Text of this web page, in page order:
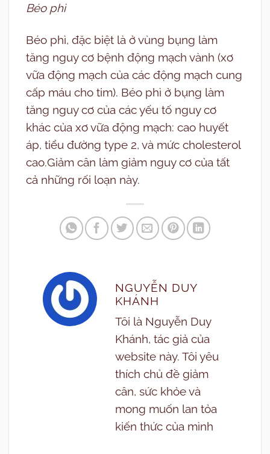
Béo phì
Béo phì, đặc biệt là ở vùng bụng làm
tăng nguy cơ bệnh động mạch vành (xơ
vữa động mạch của các động mạch cung
cấp máu cho tim). Béo phì ở bụng làm
tăng nguy cơ của các yếu tố nguy cơ
khác của xơ vữa động mạch: cao huyết
áp, tiểu đường type 2, và mức cholesterol
cao.Giảm cân làm giảm nguy cơ của tất
cả những rối loạn này.
NGUYỄN DUY
KHÁNH
Tôi là Nguyễn Duy
Khánh, tác giả của
website này. Tôi yêu
thích chủ đề giảm
cân, sức khỏe và
mong muốn lan tỏa
kiến thức của mình